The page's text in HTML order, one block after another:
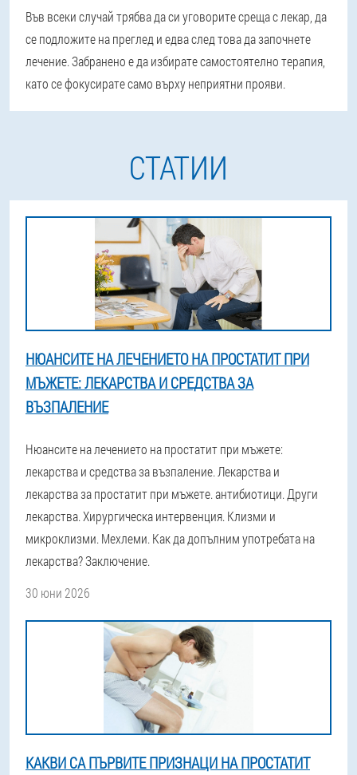
Във всеки случай трябва да си уговорите среща с лекар, да
се подложите на преглед и едва след това да започнете
лечение. Забранено е да избирате самостоятелно терапия,
като се фокусирате само върху неприятни прояви.
СТАТИИ
НЮАНСИТЕ НА ЛЕЧЕНИЕТО НА ПРОСТАТИТ ПРИ
МЪЖЕТЕ: ЛЕКАРСТВА И СРЕДСТВА ЗА
ВЪЗПАЛЕНИЕ
Нюансите на лечението на простатит при мъжете:
лекарства и средства за възпаление. Лекарства и
лекарства за простатит при мъжете. антибиотици. Други
лекарства. Хирургическа интервенция. Клизми и
микроклизми. Мехлеми. Как да допълним употребата на
лекарства? Заключение.
30 юни 2026
КАКВИ СА ПЪРВИТЕ ПРИЗНАЦИ НА ПРОСТАТИТ